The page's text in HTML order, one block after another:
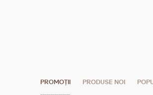
PROMOȚII PRODUSE NOI